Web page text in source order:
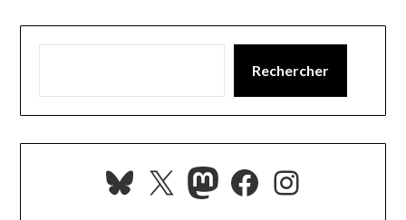
Rechercher
Bluesky
X Mastodon
Facebook